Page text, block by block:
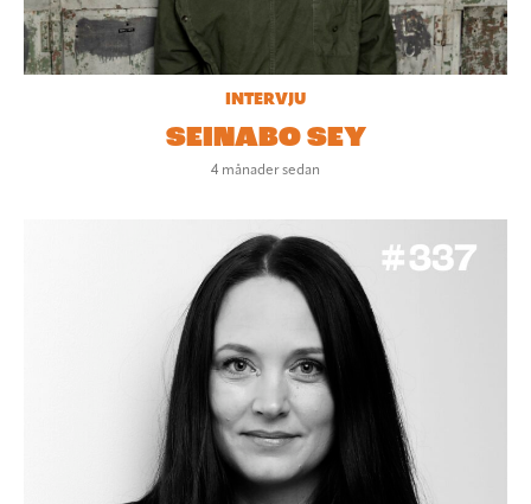
INTERVJU
SEINABO SEY
4 månader sedan